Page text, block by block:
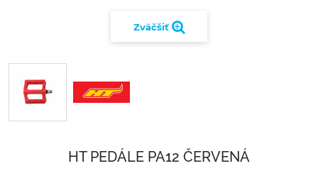
Zväčšiť
HT PEDÁLE PA12 ČERVENÁ